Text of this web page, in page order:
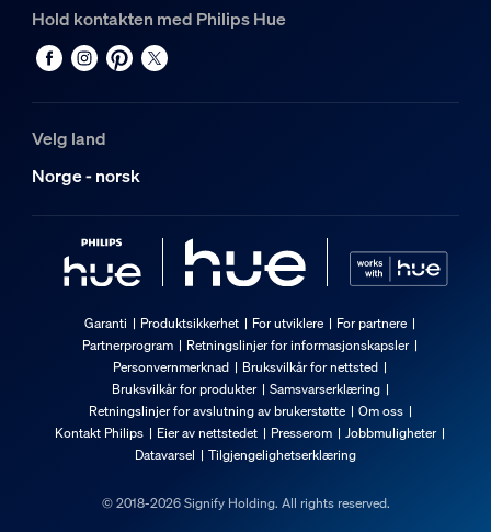
Hold kontakten med Philips Hue
Velg land
Norge - norsk
Garanti Produktsikkerhet For utviklere
For partnere
Partnerprogram
Retningslinjer for informasjonskapsler
Personvernmerknad
Bruksvilkår for nettsted
Bruksvilkår for produkter
Samsvarserklæring
Retningslinjer for avslutning av brukerstøtte
Om oss
Kontakt Philips
Eier av nettstedet Presserom
Jobbmuligheter
Datavarsel
Tilgjengelighetserklæring
© 2018-2026 Signify Holding. All rights reserved.